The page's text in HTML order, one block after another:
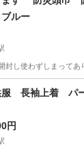
ルー
封し使わずしまって
畑駅 その他
服 長袖上着 パ
円